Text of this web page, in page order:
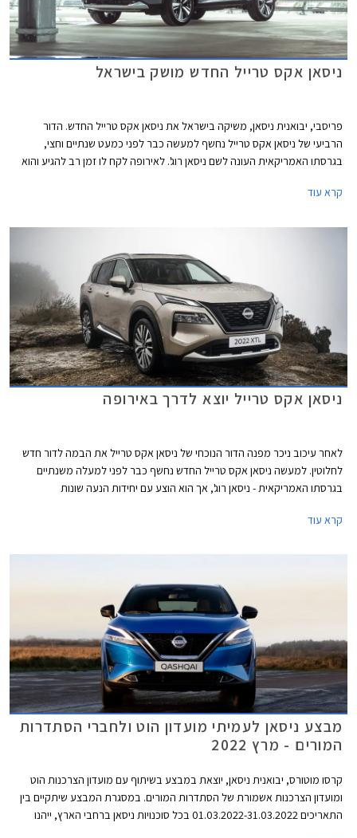
ניסאן אקס טרייל החדש מושק בישראל
פריסבי, יבואנית ניסאן, משיקה בישראל את ניסאן אקס טרייל החדש. הדור
הרביעי של ניסאן אקס טרייל נחשף למעשה כבר לפני כמעט שנתיים וחצי,
בגרסתו האמריקאית העונה לשם ניסאן רוג'. לאירופה לקח לו זמן רב להגיע והוא
נבדלים אחד מהשני ביחידות ההנעה.
קרא עוד
ניסאן אקס טרייל יוצא לדרך באירופה
לאחר עיכוב ניכר מפנה הדור הנוכחי של ניסאן אקס טרייל את הבמה לדור חדש
לחלוטין. למעשה ניסאן אקס טרייל החדש נחשף כבר לפני למעלה משנתיים
בגרסתו האמריקאית - ניסאן רוג', אך הוא הוצע עם יחידות הנעה שונות
קרא עוד
מבצע ניסאן לעמיתי מועדון הוט ולחברי הסתדרות
המורים - מרץ 2022
קרסו מוטורס, יבואנית ניסאן, יוצאת במבצע בשיתוף עם מועדון הצרכנות הוט
ומועדון הצרכנות אשמורת של הסתדרות המורים. במסגרת המבצע שיתקיים בין
התאריכים 01.03.2022-31.03.2022 בכל סוכנויות ניסאן ברחבי הארץ, ייהנו